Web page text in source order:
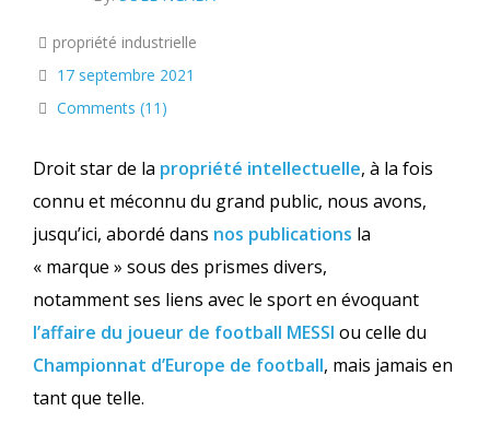
propriété industrielle
17 septembre 2021
Comments (11)
Droit star de la propriété intellectuelle, à la fois
connu et méconnu du grand public, nous avons,
jusqu’ici, abordé dans nos publications la
« marque » sous des prismes divers,
notamment ses liens avec le sport en évoquant
l’affaire du joueur de football MESSI ou celle du
Championnat d’Europe de football, mais jamais en
tant que telle.